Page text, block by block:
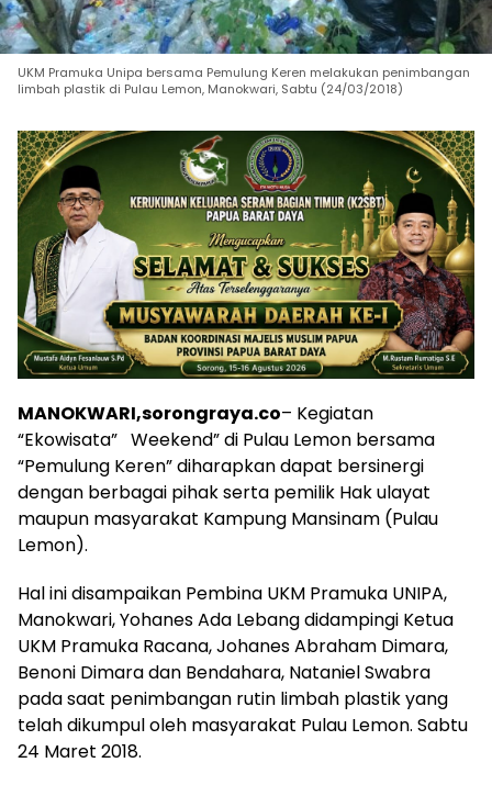
UKM Pramuka Unipa bersama Pemulung Keren melakukan penimbangan
limbah plastik di Pulau Lemon, Manokwari, Sabtu (24/03/2018)
MANOKWARI,sorongraya.co– Kegiatan
“Ekowisata” Weekend” di Pulau Lemon bersama
“Pemulung Keren” diharapkan dapat bersinergi
dengan berbagai pihak serta pemilik Hak ulayat
maupun masyarakat Kampung Mansinam (Pulau
Lemon).
Hal ini disampaikan Pembina UKM Pramuka UNIPA,
Manokwari, Yohanes Ada Lebang didampingi Ketua
UKM Pramuka Racana, Johanes Abraham Dimara,
Benoni Dimara dan Bendahara, Nataniel Swabra
pada saat penimbangan rutin limbah plastik yang
telah dikumpul oleh masyarakat Pulau Lemon. Sabtu
24 Maret 2018.